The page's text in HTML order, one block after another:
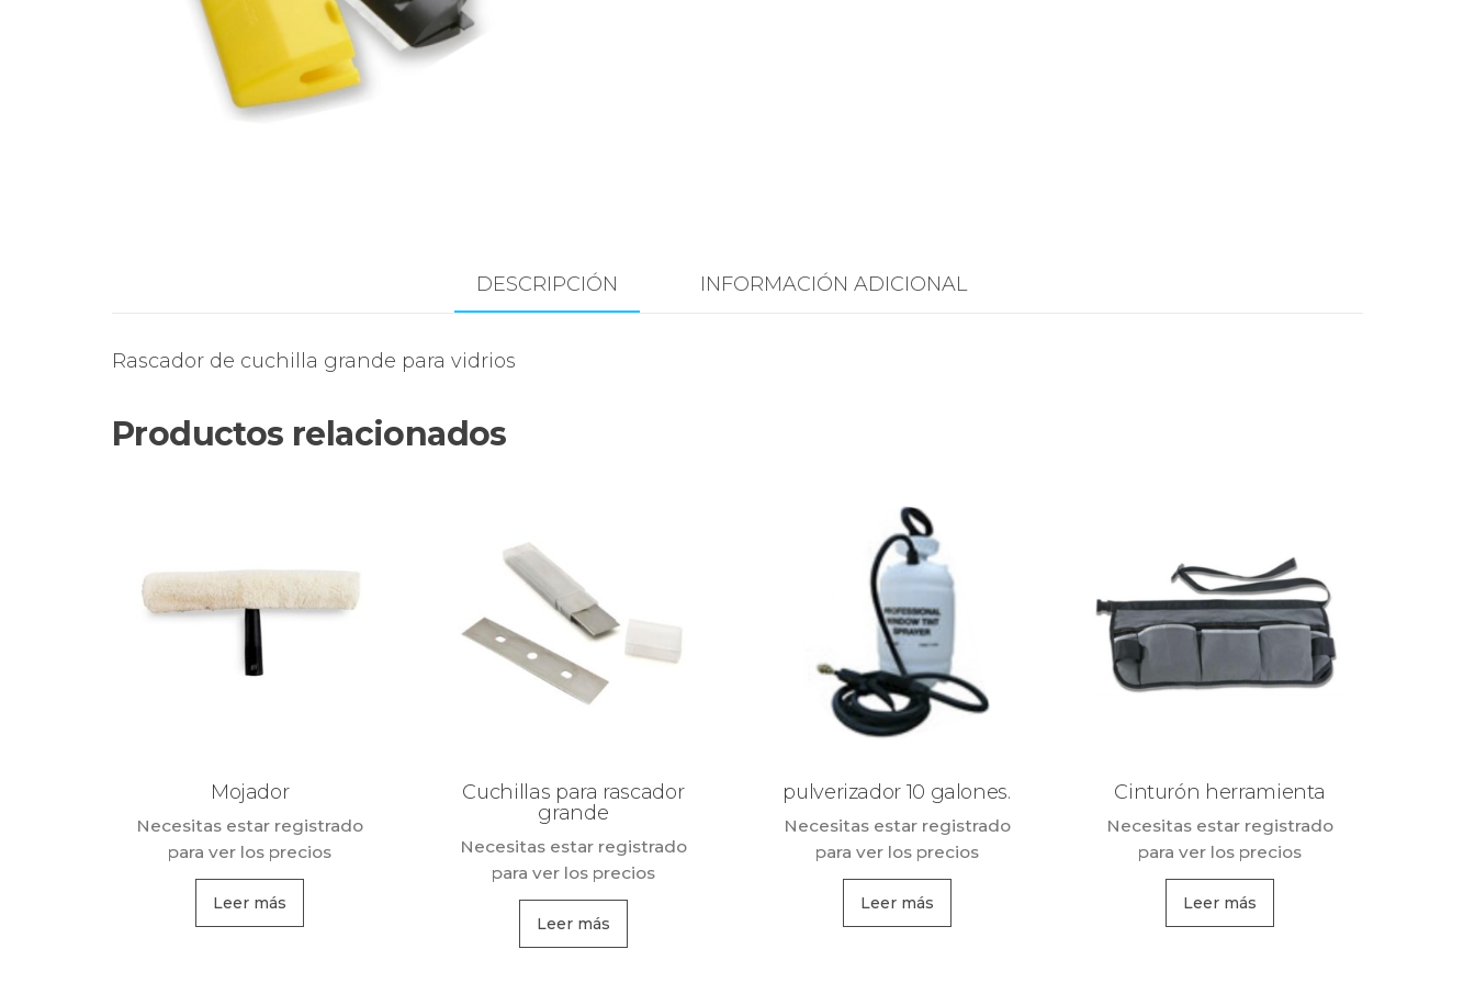
DESCRIPCIÓN INFORMACIÓN ADICIONAL
Rascador de cuchilla grande para vidrios
Productos relacionados
Mojador
Necesitas estar registrado
para ver los precios
Leer más
Cuchillas para rascador
grande
Necesitas estar registrado
para ver los precios
Leer más
pulverizador 10 galones.
Necesitas estar registrado
para ver los precios
Leer más
Cinturón herramienta
Necesitas estar registrado
para ver los precios
Leer más